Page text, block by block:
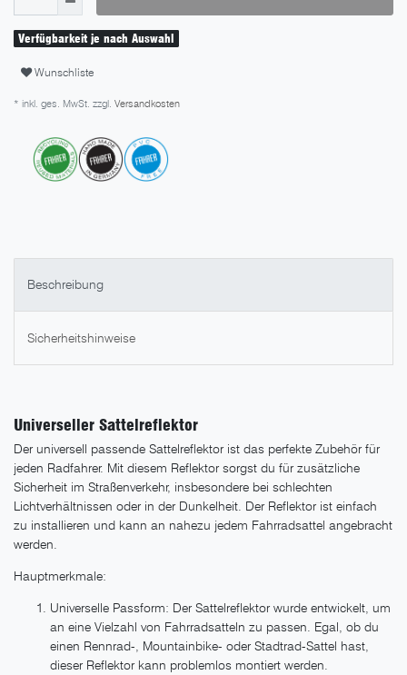
Verfügbarkeit je nach Auswahl
Wunschliste
* inkl. ges. MwSt. zzgl. Versandkosten
Beschreibung
Sicherheitshinweise
Universeller Sattelreflektor
Der universell passende Sattelreflektor ist das perfekte Zubehör für
jeden Radfahrer. Mit diesem Reflektor sorgst du für zusätzliche
Sicherheit im Straßenverkehr, insbesondere bei schlechten
Lichtverhältnissen oder in der Dunkelheit. Der Reflektor ist einfach
zu installieren und kann an nahezu jedem Fahrradsattel angebracht
werden.
Hauptmerkmale:
Universelle Passform: Der Sattelreflektor wurde entwickelt, um
an eine Vielzahl von Fahrradsatteln zu passen. Egal, ob du
einen Rennrad-, Mountainbike- oder Stadtrad-Sattel hast,
dieser Reflektor kann problemlos montiert werden.